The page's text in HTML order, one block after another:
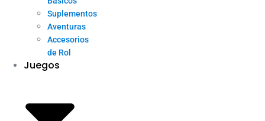
Suplementos
Aventuras
Accesorios
de Rol
Juegos